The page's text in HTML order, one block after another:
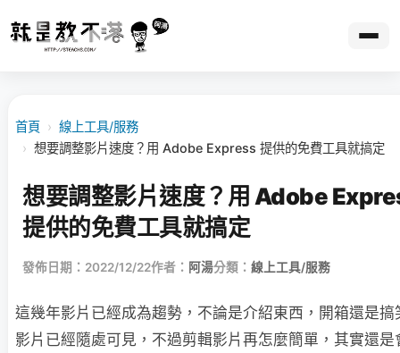
首頁 › 線上工具/服務
› 想要調整影片速度？用 Adobe Express 提供的免費工具就搞定
想要調整影片速度？用 Adobe
提供的免費工具就搞定
發佈日期：2022/12/22作者： 阿湯分類： 線上工具/服務
這幾年影片已經成為趨勢，不論是介紹東西，開箱還是搞
影片已經隨處可見，不過剪輯影片再怎麼簡單，其實還是